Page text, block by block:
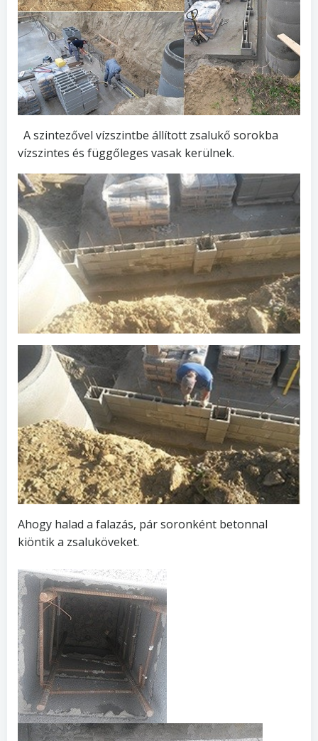
A szintezővel vízszintbe állított zsalukő sorokba
vízszintes és függőleges vasak kerülnek.
Ahogy halad a falazás, pár soronként betonnal
kiöntik a zsaluköveket.